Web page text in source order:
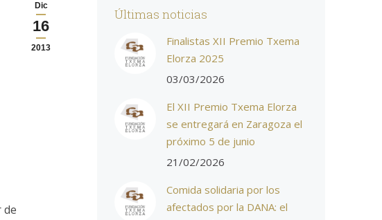
Dic
16
2013
de
Últimas noticias
Finalistas XII Premio Txema
Elorza 2025
03/03/2026
El XII Premio Txema Elorza
se entregará en Zaragoza el
próximo 5 de junio
21/02/2026
Comida solidaria por los
afectados por la DANA: el